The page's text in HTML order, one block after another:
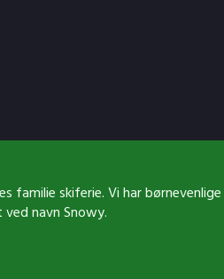
familie skiferie. Vi har
navn Snowy.